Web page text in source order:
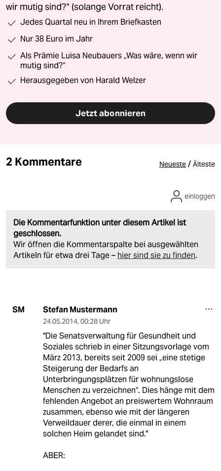
wir mutig sind?“ (solange Vorrat reicht).
Jedes Quartal neu in Ihrem Briefkasten
Nur 38 Euro im Jahr
Als Prämie Luisa Neubauers „Was wäre, wenn wir
mutig sind?“
Herausgegeben von Harald Welzer
Jetzt abonnieren
2 Kommentare Neueste / Älteste
Die Kommentarfunktion unter diesem Artikel ist
geschlossen.
Wir öffnen die Kommentarspalte bei ausgewählten
Artikeln für etwa drei Tage – hier sind sie zu finden.
einloggen
SM Stefan Mustermann
24.05.2014, 00:28 Uhr
"Die Senatsverwaltung für Gesundheit und
Soziales schrieb in einer Sitzungsvorlage vom
März 2013, bereits seit 2009 sei „eine stetige
Steigerung der Bedarfs an
Unterbringungsplätzen für wohnungslose
Menschen zu verzeichnen“. Dies hänge mit dem
fehlenden Angebot an preiswertem Wohnraum
zusammen, ebenso wie mit der längeren
Verweildauer derer, die einmal in einem
solchen Heim gelandet sind."
ABER: